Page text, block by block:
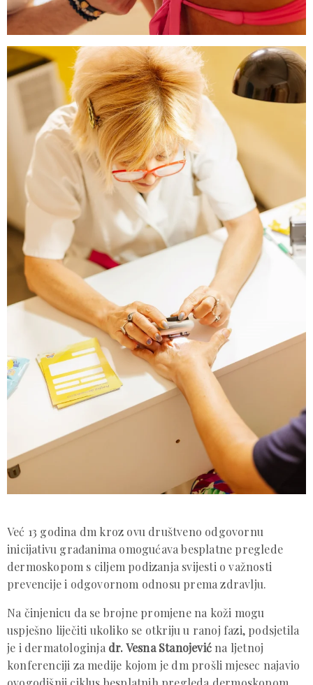
Već 13 godina dm kroz ovu društveno odgovornu
inicijativu građanima omogućava besplatne preglede
dermoskopom s ciljem podizanja svijesti o važnosti
prevencije i odgovornom odnosu prema zdravlju.
Na činjenicu da se brojne promjene na koži mogu
uspješno liječiti ukoliko se otkriju u ranoj fazi, podsjetila
je i dermatologinja dr. Vesna Stanojević na ljetnoj
konferenciji za medije kojom je dm prošli mjesec najavio